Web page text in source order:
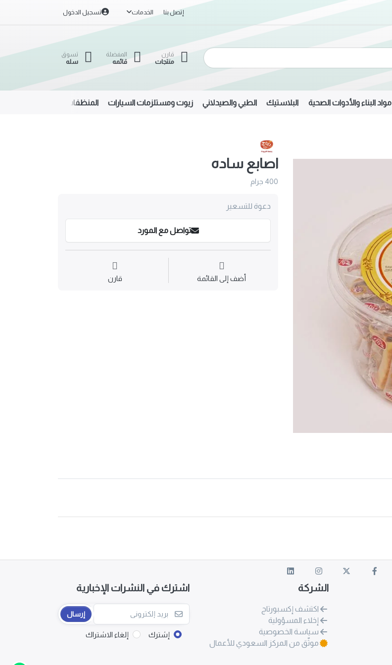
إتصل بنا الخدمات تسجيل الدخول
قارن
منتجات
المفضلة
قائمه
تسوق
سله
مواد البناء والأدوات الصحية البلاستيك الطبي والصيدلاني زيوت ومستلزمات السيارات المنظفات
اصابع ساده
400 جرام
دعوة للتسعير
تواصل مع المورد
أضف إلى القائمة قارن
الشركة
اكتشف إكسبورتاج
إخلاء المسؤولية
سياسة الخصوصية
موثّق من المركز السعودي للأعمال
اشترك في النشرات الإخبارية
إرسال
إشترك إلغاء الاشتراك